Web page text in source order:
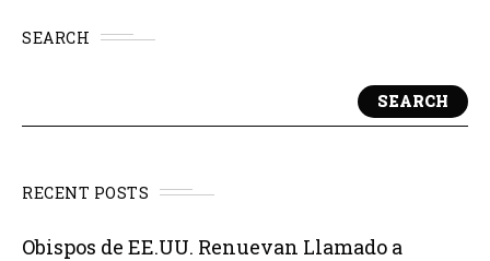
SEARCH
SEARCH
RECENT POSTS
Obispos de EE.UU. Renuevan Llamado a